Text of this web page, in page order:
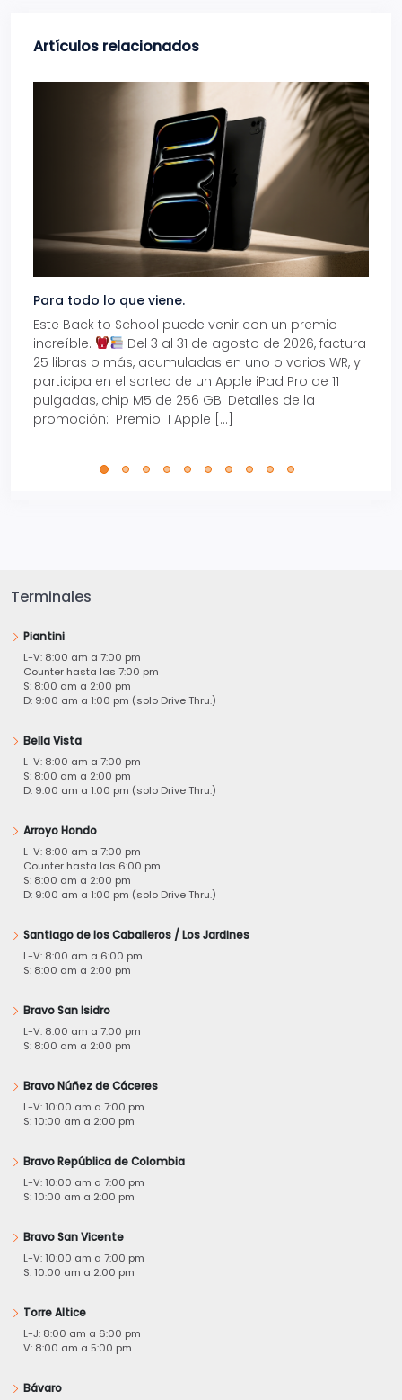
Artículos relacionados
Para todo lo que viene.
Este Back to School puede venir con un premio
increíble.
Del 3 al 31 de agosto de 2026, factura
25 libras o más, acumuladas en uno o varios WR, y
participa en el sorteo de un Apple iPad Pro de 11
pulgadas, chip M5 de 256 GB. Detalles de la
promoción: Premio: 1 Apple […]
Terminales
Piantini
L-V: 8:00 am a 7:00 pm
Counter hasta las 7:00 pm
S: 8:00 am a 2:00 pm
D: 9:00 am a 1:00 pm (solo Drive Thru.)
Bella Vista
L-V: 8:00 am a 7:00 pm
S: 8:00 am a 2:00 pm
D: 9:00 am a 1:00 pm (solo Drive Thru.)
Arroyo Hondo
L-V: 8:00 am a 7:00 pm
Counter hasta las 6:00 pm
S: 8:00 am a 2:00 pm
D: 9:00 am a 1:00 pm (solo Drive Thru.)
Santiago de los Caballeros / Los Jardines
L-V: 8:00 am a 6:00 pm
S: 8:00 am a 2:00 pm
Bravo San Isidro
L-V: 8:00 am a 7:00 pm
S: 8:00 am a 2:00 pm
Bravo Núñez de Cáceres
L-V: 10:00 am a 7:00 pm
S: 10:00 am a 2:00 pm
Bravo República de Colombia
L-V: 10:00 am a 7:00 pm
S: 10:00 am a 2:00 pm
Bravo San Vicente
L-V: 10:00 am a 7:00 pm
S: 10:00 am a 2:00 pm
Torre Altice
L-J: 8:00 am a 6:00 pm
V: 8:00 am a 5:00 pm
Bávaro